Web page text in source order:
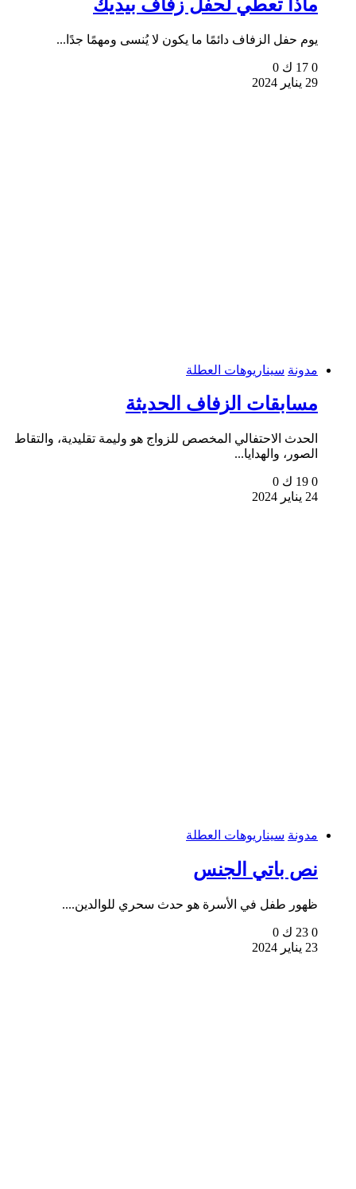
ماذا تعطي لحفل زفاف بيديك
يوم حفل الزفاف دائمًا ما يكون لا يُنسى ومهمًا جدًا...
0 17 ك
0
29 يناير 2024
مدونة سيناريوهات العطلة
مسابقات الزفاف الحديثة
الحدث الاحتفالي المخصص للزواج هو وليمة تقليدية، والتقاط
الصور، والهدايا...
0 19 ك
0
24 يناير 2024
مدونة سيناريوهات العطلة
نص باتي الجنس
ظهور طفل في الأسرة هو حدث سحري للوالدين....
0 23 ك
0
23 يناير 2024